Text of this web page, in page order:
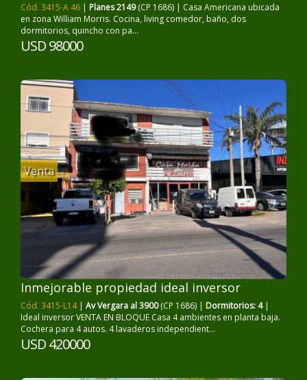
Cód. 3415-A 46 | Planes 2149(CP 1686) | Casa Americana ubicada
en zona William Morris. Cocina, living comedor, baño, dos
dormitorios, quincho con pa...
USD 98000
Venta
Inmejorable propiedad ideal inversor
Cód. 3415-L14| Av Vergara al 3900(CP 1686) | Dormitorios: 4|
Ideal inversor VENTA EN BLOQUE Casa 4 ambientes en planta baja.
Cochera para 4 autos. 4 lavaderos independient...
USD 420000